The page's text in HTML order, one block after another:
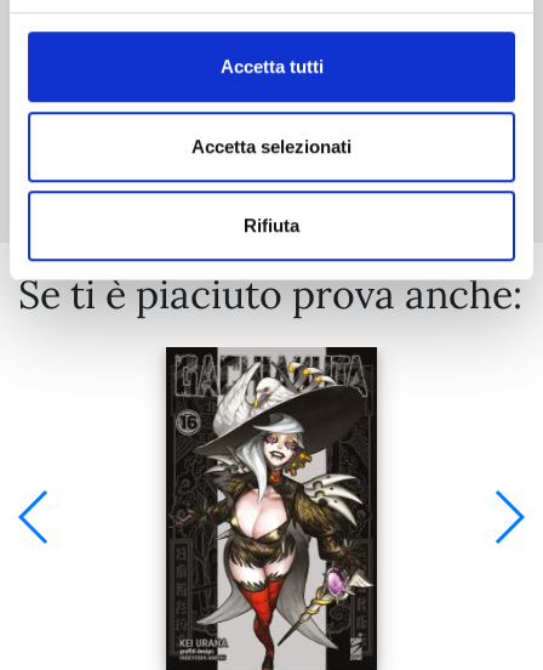
Accetta tutti
Accetta selezionati
Rifiuta
Mostra tutto
Se ti è piaciuto prova anche: